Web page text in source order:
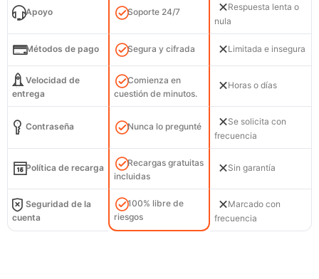
Apoyo Soporte 24/7
Respuesta lenta o
nula
Métodos de pago Segura y cifrada Limitada e insegura
Velocidad de
entrega
Comienza en
cuestión de minutos.
Horas o días
Contraseña Nunca lo pregunté
Se solicita con
frecuencia
Política de recarga
Recargas gratuitas
incluidas
Sin garantía
Seguridad de la
cuenta
100% libre de
riesgos
Marcado con
frecuencia